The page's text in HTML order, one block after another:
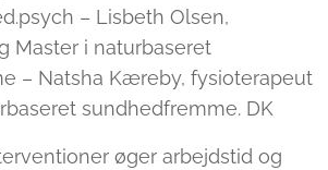
– Lisbeth Olsen,
Master i naturbaseret
– Natsha Kæreby, fysioterapeut
sundhedfremme. DK
øger arbejdstid og